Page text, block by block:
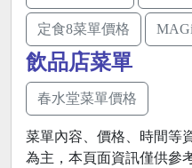
定食8菜單價格
飲品店菜單
春水堂菜單價格
菜單內容、價格、時間等
為主，本頁面資訊僅供參